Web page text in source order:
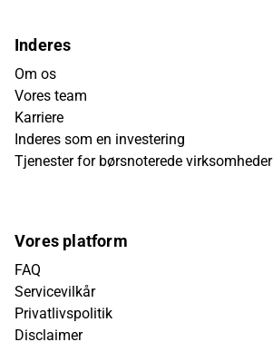
Inderes
Om os
Vores team
Karriere
Inderes som en investering
Tjenester for børsnoterede virksomheder
Vores platform
FAQ
Servicevilkår
Privatlivspolitik
Disclaimer